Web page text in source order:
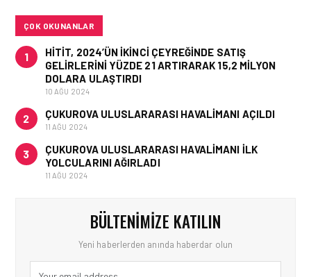
ÇOK OKUNANLAR
1
HITIT, 2024’ÜN IKINCI ÇEYREĞINDE SATIŞ
GELIRLERINI YÜZDE 21 ARTIRARAK 15,2 MILYON
DOLARA ULAŞTIRDI
10 AĞU 2024
2 ÇUKUROVA ULUSLARARASI HAVALIMANI AÇILDI
11 AĞU 2024
3
ÇUKUROVA ULUSLARARASI HAVALIMANI İLK
YOLCULARINI AĞIRLADI
11 AĞU 2024
BÜLTENIMIZE KATILIN
Yeni haberlerden anında haberdar olun